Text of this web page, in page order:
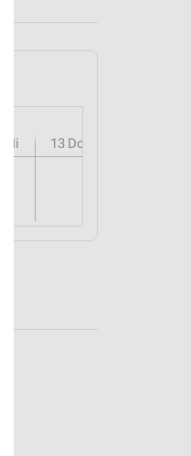
Mi 13 Do